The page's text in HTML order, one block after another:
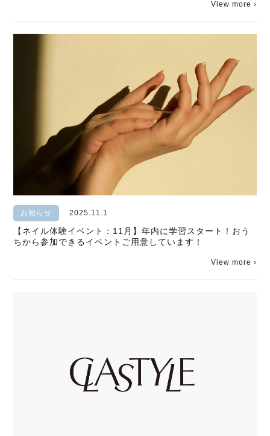
View more ›
お知らせ 2025.11.1
【ネイル体験イベント：11月】年内に学習スタート！おう
ちから参加できるイベントご用意しています！
View more ›